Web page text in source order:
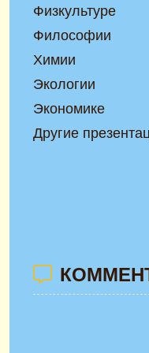
Физкультуре
Философии
Химии
Экологии
Экономике
Другие